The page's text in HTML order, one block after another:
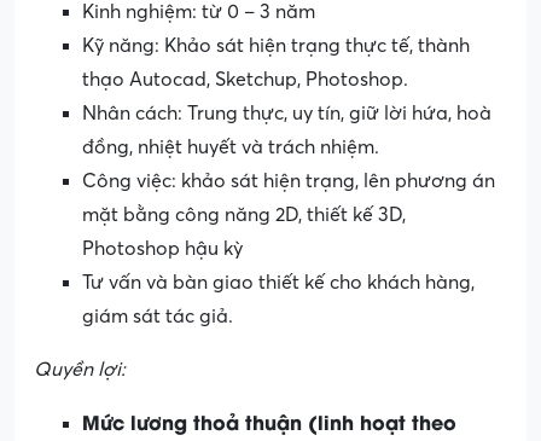
Kinh nghiệm: từ 0 – 3 năm
Kỹ năng: Khảo sát hiện trạng thực tế, thành
thạo Autocad, Sketchup, Photoshop.
Nhân cách: Trung thực, uy tín, giữ lời hứa, hoà
đồng, nhiệt huyết và trách nhiệm.
Công việc: khảo sát hiện trạng, lên phương án
mặt bằng công năng 2D, thiết kế 3D,
Photoshop hậu kỳ
Tư vấn và bàn giao thiết kế cho khách hàng,
giám sát tác giả.
Quyền lợi:
Mức lương thoả thuận (linh hoạt theo